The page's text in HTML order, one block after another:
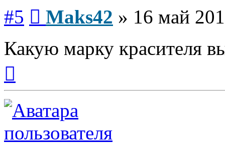
#5 Maks42 » 16 май
Какую марку красителя
началу